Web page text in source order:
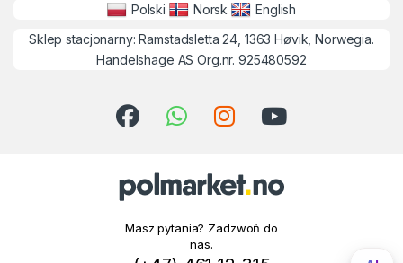
Polski Norsk
English
Sklep stacjonarny: Ramstadsletta 24, 1363 Høvik, Norwegia.
Handelshage AS Org.nr. 925480592
Masz pytania? Zadzwoń do
nas.